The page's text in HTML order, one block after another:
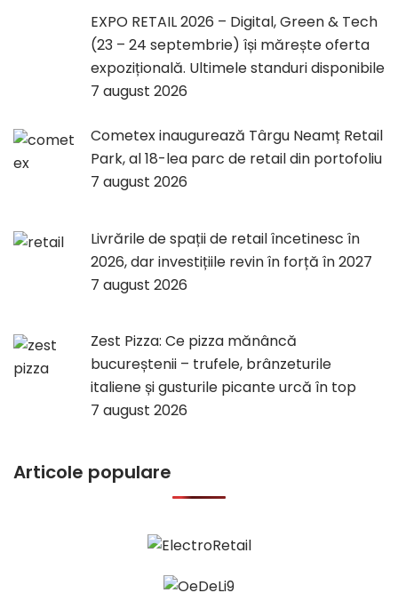
EXPO RETAIL 2026 – Digital, Green & Tech
(23 – 24 septembrie) își mărește oferta
expozițională. Ultimele standuri disponibile
7 august 2026
Cometex inaugurează Târgu Neamț Retail
Park, al 18-lea parc de retail din portofoliu
7 august 2026
Livrările de spații de retail încetinesc în
2026, dar investițiile revin în forță în 2027
7 august 2026
Zest Pizza: Ce pizza mănâncă
bucureștenii – trufele, brânzeturile
italiene și gusturile picante urcă în top
7 august 2026
Articole populare